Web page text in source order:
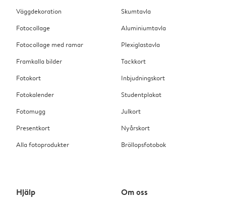
Väggdekoration
Fotocollage
Fotocollage med ramar
Framkalla bilder
Fotokort
Fotokalender
Fotomugg
Presentkort
Alla fotoprodukter
Skumtavla
Aluminiumtavla
Plexiglastavla
Tackkort
Inbjudningskort
Studentplakat
Julkort
Nyårskort
Bröllopsfotobok
Hjälp Om oss